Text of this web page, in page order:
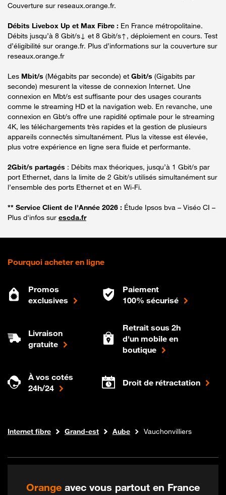
Couverture sur reseaux.orange.fr.
Débits Livebox Up et Max Fibre : En France métropolitaine.
Débits jusqu’à 8 Gbit/s↓ et 8 Gbit/s↑, déploiement en cours. Test
d’éligibilité sur orange.fr. Plus d’informations sur la couverture sur
reseaux.orange.fr
Les Mbit/s (Mégabits par seconde) et Gbit/s (Gigabits par
seconde) mesurent la vitesse de connexion Internet. Une
connexion en Mbt/s est suffisante pour des usages courants
comme le streaming HD et la navigation web. En revanche, une
connexion en Gbt/s offre une rapidité optimale pour le streaming
4K, les téléchargements très rapides et la gestion de plusieurs
appareils connectés simultanément. Plus la vitesse est élevée,
plus votre expérience en ligne sera fluide et performante.
2Gbit/s partagés : Débits max théoriques, jusqu’à 1 Gbit/s par
port Ethernet, dans la limite de 2 Gbit/s utilisés simultanément sur
l’ensemble des ports Ethernet et en Wi-Fi.
** Service Client de l'Année 2026 : Étude Ipsos bva – Viséo CI –
Plus d'infos sur escda.fr
Pourquoi acheter en ligne
Promos
exclusives
Paiement
100% sécurisé
Livraison
gratuite
Retrait sous 2h
d'un mobile en
boutique
À vos cotés
24h/24
Droit de rétractation
Boutique Orange
Internet fibre Grand-est Aube Vauchonvilliers